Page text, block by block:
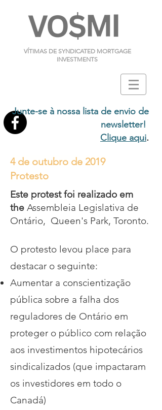
VÍTIMAS DE SYNDICATED MORTGAGE
INVESTMENTS
Junte-se à nossa lista de envio de
newsletter!
Clique aqui.
4 de outubro de 2019
Protesto
Este protest foi realizado em
the Assembleia Legislativa de
Ontário, Queen's Park, Toronto.
O protesto levou place para
destacar o seguinte:
Aumentar a conscientização
pública sobre a falha dos
reguladores de Ontário em
proteger o público com relação
aos investimentos hipotecários
sindicalizados (que impactaram
os investidores em todo o
Canadá)